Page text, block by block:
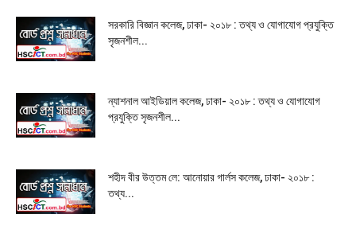
সরকারি বিজ্ঞান কলেজ, ঢাকা- ২০১৮ : তথ্য ও যোগাযোগ প্রযুক্তি
সৃজনশীল...
ন্যাশনাল আইডিয়াল কলেজ, ঢাকা- ২০১৮ : তথ্য ও যোগাযোগ
প্রযুক্তি সৃজনশীল...
শহীদ বীর উত্তম লে: আনোয়ার গার্লস কলেজ, ঢাকা- ২০১৮ :
তথ্য...